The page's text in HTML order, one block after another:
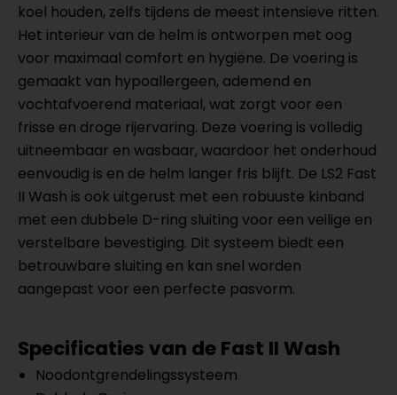
koel houden, zelfs tijdens de meest intensieve ritten.
Het interieur van de helm is ontworpen met oog
voor maximaal comfort en hygiëne. De voering is
gemaakt van hypoallergeen, ademend en
vochtafvoerend materiaal, wat zorgt voor een
frisse en droge rijervaring. Deze voering is volledig
uitneembaar en wasbaar, waardoor het onderhoud
eenvoudig is en de helm langer fris blijft. De LS2 Fast
II Wash is ook uitgerust met een robuuste kinband
met een dubbele D-ring sluiting voor een veilige en
verstelbare bevestiging. Dit systeem biedt een
betrouwbare sluiting en kan snel worden
aangepast voor een perfecte pasvorm.
Specificaties van de Fast II Wash
Noodontgrendelingssysteem